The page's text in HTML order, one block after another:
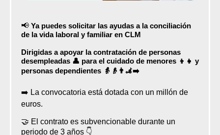
📢 Ya puedes solicitar las ayudas a la conciliación
de la vida laboral y familiar en CLM
Dirigidas a apoyar la contratación de personas
desempleadas 👤 para el cuidado de menores 👦👧 y
personas dependientes 👵👴👨‍🦼‍➡️
➡️ La convocatoria está dotada con un millón de
euros.
🤝 El contrato es subvencionable durante un
periodo de 3 años 👇